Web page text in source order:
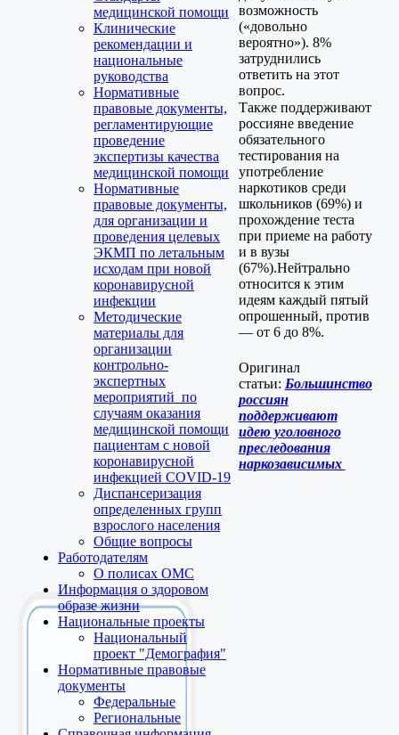
медицинской помощи
Клинические
рекомендации и
национальные
руководства
Нормативные
правовые документы,
регламентирующие
проведение
экспертизы качества
медицинской помощи
Нормативные
правовые документы,
для организации и
проведения целевых
ЭКМП по летальным
исходам при новой
коронавирусной
инфекции
Методические
материалы для
организации
контрольно-
экспертных
мероприятий по
случаям оказания
медицинской помощи
пациентам с новой
коронавирусной
инфекцией COVID-19
Диспансеризация
определенных групп
взрослого населения
Общие вопросы
Работодателям
О полисах ОМС
Информация о здоровом
образе жизни
Национальные проекты
Национальный
проект "Демография"
Нормативные правовые
документы
Федеральные
Региональные
возможность
(«довольно
вероятно»). 8%
затруднились
ответить на этот
вопрос.
Также поддерживают
россияне введение
обязательного
тестирования на
употребление
наркотиков среди
школьников (69%) и
прохождение теста
при приеме на работу
и в вузы
(67%).Нейтрально
относится к этим
идеям каждый пятый
опрошенный, против
— от 6 до 8%.
Оригинал
статьи: Большинство
россиян
поддерживают
идею уголовного
преследования
наркозависимых